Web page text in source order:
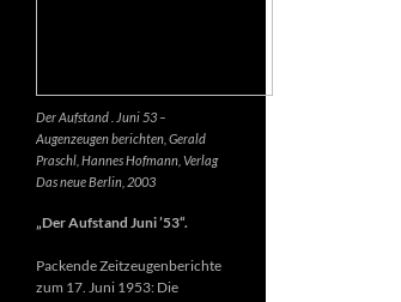
Der Aufstand . Juni 53 –
Augenzeugen berichten, Gerald
Praschl, Hannes Hofmann, Verlag
Das neue Berlin, 2003
„Der Aufstand Juni ’53“.
Packende Zeitzeugenberichte
zum 17. Juni 1953: Die